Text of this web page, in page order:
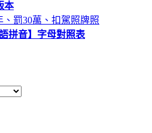
本
罰30萬、扣駕照牌照
拼音】字母對照表